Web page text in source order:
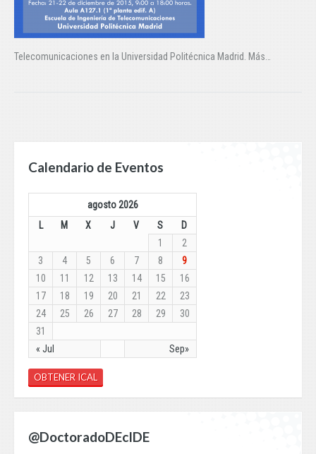
Telecomunicaciones en la Universidad Politécnica Madrid. Más…
Calendario de Eventos
agosto 2026
L
M X J V S D
« Jul Sep»
1
2
3
4 5 6 7 8
9
10
11 12 13 14 15
16
17
18 19 20 21 22
23
24
25 26 27 28 29
30
31
OBTENER ICAL
@DoctoradoDEcIDE